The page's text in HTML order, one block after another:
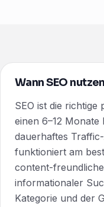
Wann SEO nutzen
SEO ist die
einen 6–12
dauerhaftes
funktioniert am
content-
informationaler
Kategorie und der